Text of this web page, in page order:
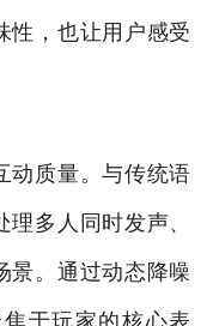
性，也让用户感受
动质量。与传统语
多人同时发声、
景。通过动态降噪
于玩家的核心表